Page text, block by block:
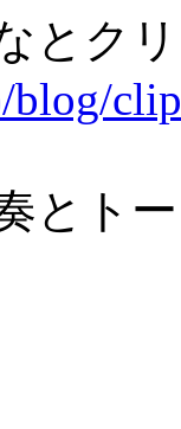
とク
blog/
とト